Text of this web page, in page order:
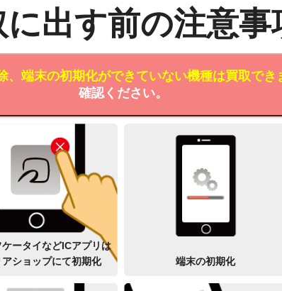
に出す前の注意事
、端末の初期化ができていない機種は買取でき
確認ください。
ケータイなどICアプリは
アショップにて初期化
端末の初期化